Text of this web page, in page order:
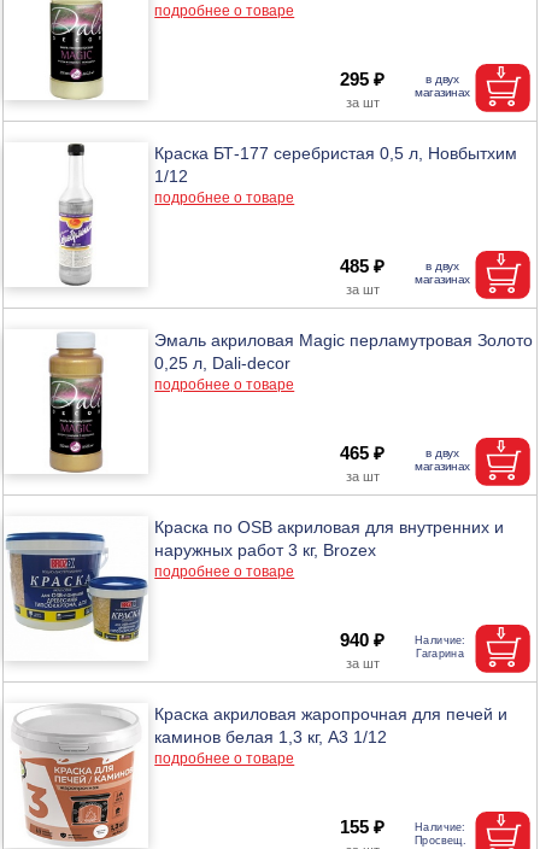
подробнее о товаре
295 ₽
Краска БТ-177 серебристая 0,5 л, Новбытхим
1/12
подробнее о товаре
485 ₽
Эмаль акриловая Magic перламутровая Золото
0,25 л, Dali-decor
подробнее о товаре
465 ₽
Краска по OSB акриловая для внутренних и
наружных работ 3 кг, Brozex
подробнее о товаре
940 ₽
Краска акриловая жаропрочная для печей и
каминов белая 1,3 кг, А3 1/12
подробнее о товаре
155 ₽